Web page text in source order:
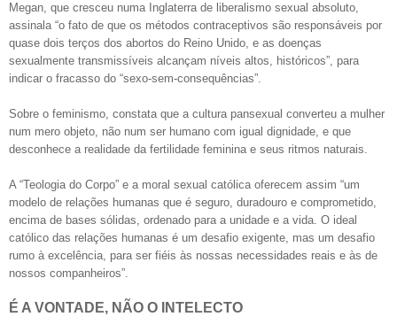
Megan, que cresceu numa Inglaterra de liberalismo sexual absoluto,
assinala “o fato de que os métodos contraceptivos são responsáveis por
quase dois terços dos abortos do Reino Unido, e as doenças
sexualmente transmissíveis alcançam níveis altos, históricos”, para
indicar o fracasso do “sexo-sem-consequências”.
Sobre o feminismo, constata que a cultura pansexual converteu a mulher
num mero objeto, não num ser humano com igual dignidade, e que
desconhece a realidade da fertilidade feminina e seus ritmos naturais.
A “Teologia do Corpo” e a moral sexual católica oferecem assim “um
modelo de relações humanas que é seguro, duradouro e comprometido,
encima de bases sólidas, ordenado para a unidade e a vida. O ideal
católico das relações humanas é um desafio exigente, mas um desafio
rumo à excelência, para ser fiéis às nossas necessidades reais e às de
nossos companheiros”.
É A VONTADE, NÃO O INTELECTO